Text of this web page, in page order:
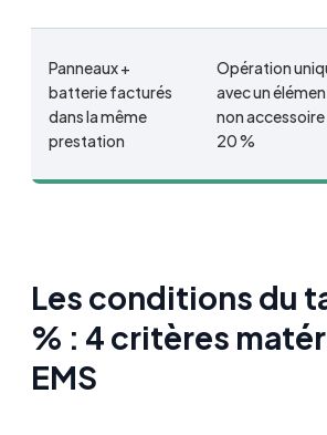
Panneaux +
batterie facturés
dans la même
prestation
Opération
avec un
non accessoire
20 %
Les conditions du
% : 4 critères
EMS